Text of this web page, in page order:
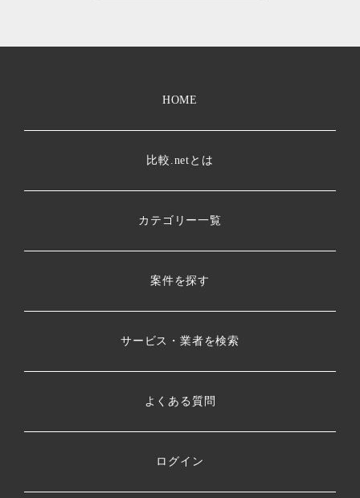
HOME
比較.netとは
カテゴリー一覧
案件を探す
サービス・業者を検索
よくある質問
ログイン